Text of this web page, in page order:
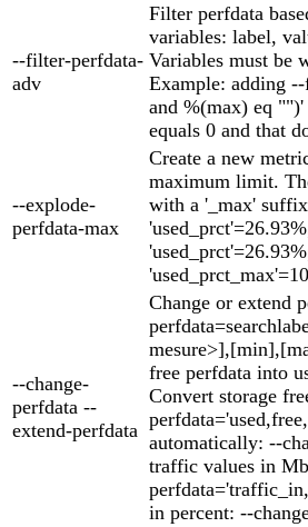
--filter-perfdata-
adv
Filter perfdata
variables: label,
Variables must be
Example: adding
and %(max) eq
equals 0 and that
--explode-
perfdata-max
Create a new
maximum limit.
with a '_max'
--change-
perfdata --
extend-perfdata
Change or extend
free perfdata into
Convert storage
automatically: --
traffic values in
in percent: --